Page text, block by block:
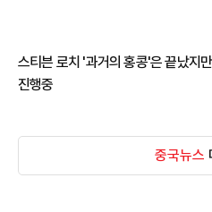
스티븐 로치 '과거의 홍콩'은 끝났지
진행중
중국뉴스